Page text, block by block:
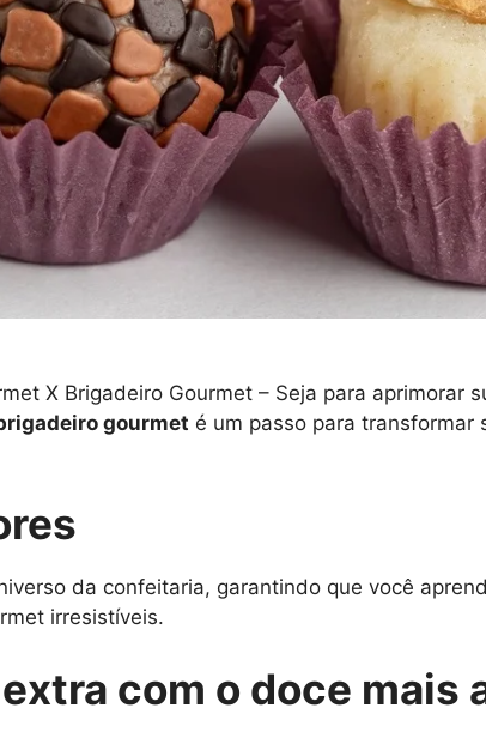
X Brigadeiro Gourmet – Seja para aprimorar
gourmet é um passo para transformar
da confeitaria, garantindo que você
irresistíveis.
com o doce mais